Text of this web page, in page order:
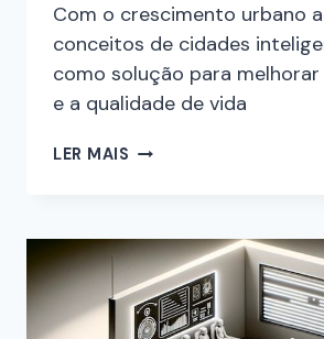
Com o crescimento urbano
conceitos de cidades
como solução para melhorar
e a qualidade de vida
LER MAIS